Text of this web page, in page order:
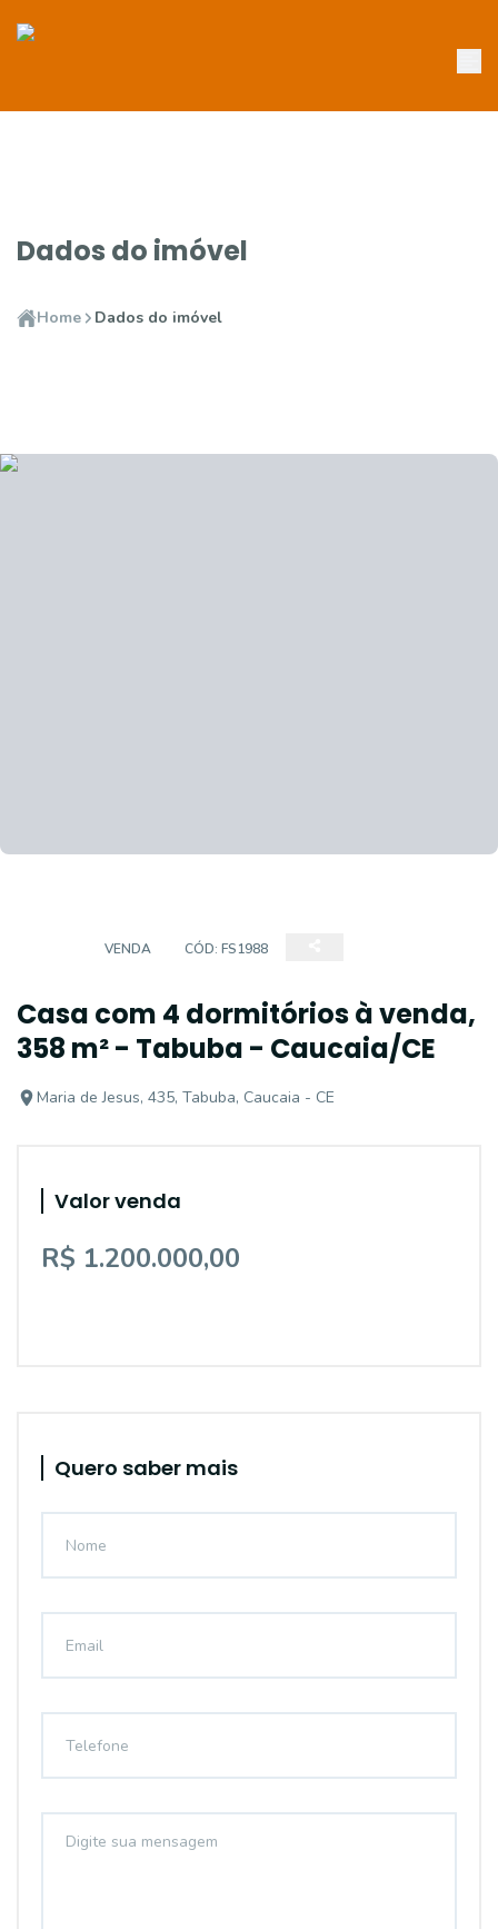
Dados do imóvel
Home Dados do imóvel
VENDA CÓD: FS1988
Casa com 4 dormitórios à venda,
358 m² - Tabuba - Caucaia/CE
Maria de Jesus, 435, Tabuba, Caucaia - CE
Valor venda
R$ 1.200.000,00
Quero saber mais